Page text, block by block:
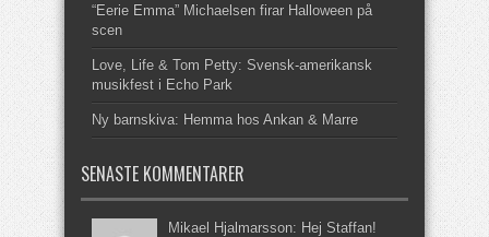
“Eerie Emma” Michaelsen firar Halloween på
scen
Love, Life & Tom Petty: Svensk-amerikansk
musikfest i Echo Park
Ny barnskiva: Hemma hos Ankan & Marre
SENASTE KOMMENTARER
Mikael Hjalmarsson: Hej Staffan!